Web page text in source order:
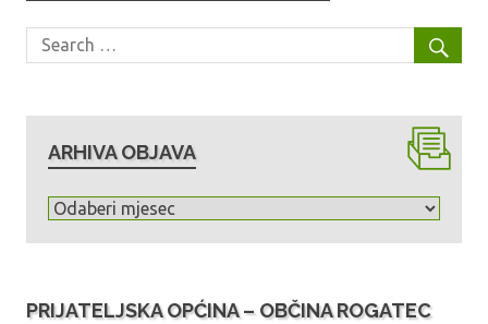
ARHIVA OBJAVA
A
v
PRIJATELJSKA OPĆINA – OBČINA ROGATEC